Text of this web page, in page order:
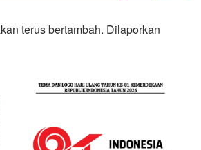
terus bertambah. Dilaporkan